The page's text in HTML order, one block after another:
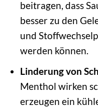
beitragen, dass
besser zu den
und
werden können.
Linderung von
Menthol wirken
erzeugen ein